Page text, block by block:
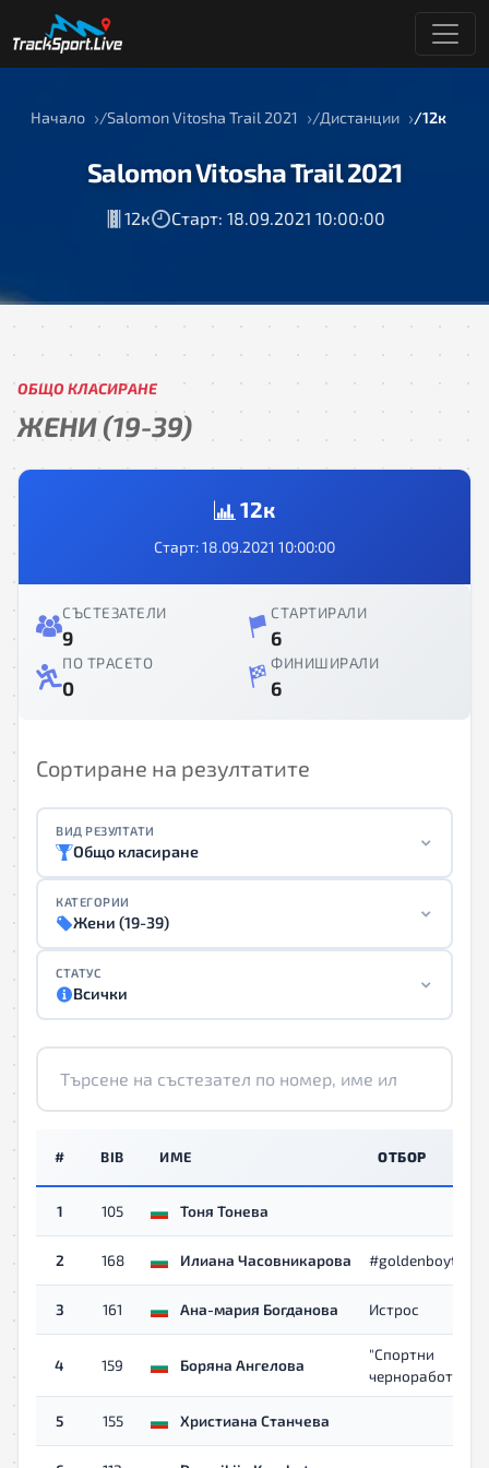
Начало Salomon Vitosha Trail 2021 Дистанции 12к
Salomon Vitosha Trail 2021
12к Старт: 18.09.2021 10:00:00
ОБЩО КЛАСИРАНЕ
ЖЕНИ (19-39)
12к
Старт: 18.09.2021 10:00:00
СЪСТЕЗАТЕЛИ
9
СТАРТИРАЛИ
6
ПО ТРАСЕТО
0
ФИНИШИРАЛИ
6
Сортиране на резултатите
ВИД РЕЗУЛТАТИ
Общо класиране
КАТЕГОРИИ
Жени (19-39)
СТАТУС
Всички
# BIB ИМЕ ОТБОР
1 105 Тоня Тонева
2 168 Илиана Часовникарова #goldenboyteam
3 161 Ана-мария Богданова Истрос
4 159 Боряна Ангелова
"Спортни
5 155 Христиана Станчева